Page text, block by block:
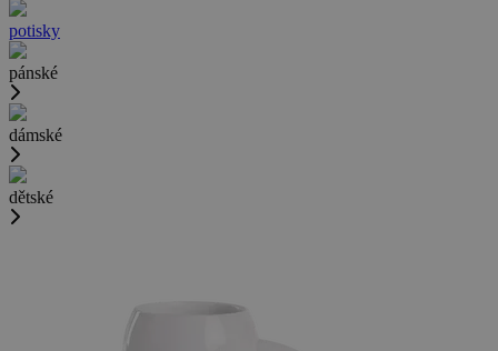
potisky
pánské
dámské
dětské